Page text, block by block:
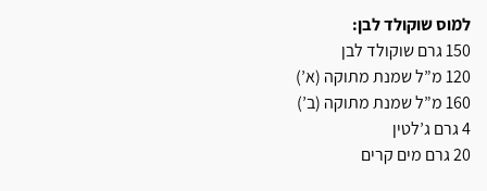
למוס שוקולד לבן:
150 גרם שוקולד לבן
120 מ”ל שמנת מתוקה (א’)
160 מ”ל שמנת מתוקה (ב’)
4 גרם ג’לטין
20 גרם מים קרים